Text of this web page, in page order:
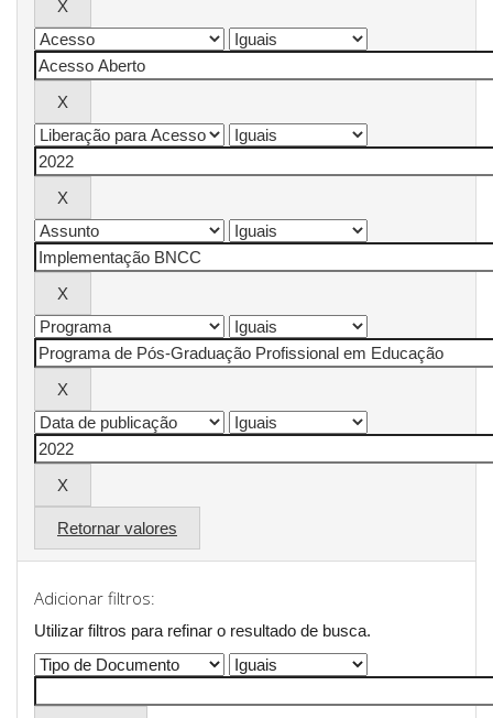
Retornar valores
Adicionar filtros:
Utilizar filtros para refinar o resultado de busca.